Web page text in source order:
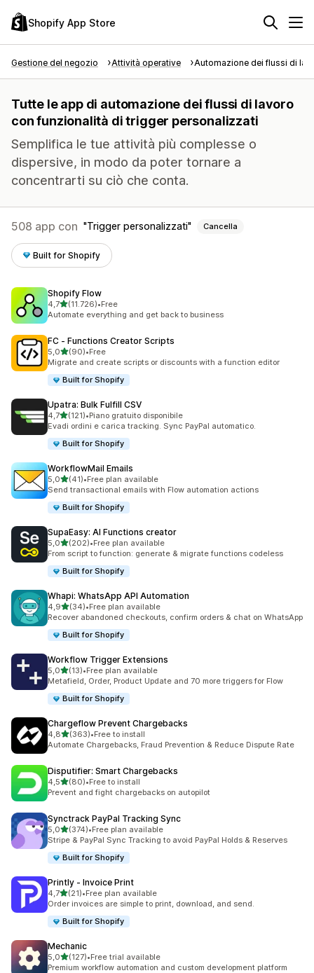
Shopify App Store
Gestione del negozio Attività operative Automazione dei flussi di
Tutte le app di automazione dei flussi di lavoro
con funzionalità di trigger personalizzati
Semplifica le tue attività più complesse o
dispersive, in modo da poter tornare a
concentrarti su ciò che conta.
508 app con Trigger personalizzati Cancella
Built for Shopify
Shopify Flow
4,7stelle su 5
(11.726)
11726 recensioni totali
•Free
Automate everything and get back to business
FC ‑ Functions Creator Scripts
5,0stelle su 5
(90)
90 recensioni totali
•Free
Migrate and create scripts or discounts with a function editor
Built for Shopify
Upatra: Bulk Fulfill CSV
4,7stelle su 5
(121)
121 recensioni totali
•Piano gratuito disponibile
Evadi ordini e carica tracking. Sync PayPal automatico.
Built for Shopify
WorkflowMail Emails
5,0stelle su 5
(41)
41 recensioni totali
•Free plan available
Send transactional emails with Flow automation actions
Built for Shopify
SupaEasy: AI Functions creator
5,0stelle su 5
(202)
202 recensioni totali
•Free plan available
From script to function: generate & migrate functions codeless
Built for Shopify
Whapi: WhatsApp API Automation
4,9stelle su 5
(34)
34 recensioni totali
•Free plan available
Recover abandoned checkouts, confirm orders & chat on WhatsApp
Built for Shopify
Workflow Trigger Extensions
5,0stelle su 5
(13)
13 recensioni totali
•Free plan available
Metafield, Order, Product Update and 70 more triggers for Flow
Built for Shopify
Chargeflow Prevent Chargebacks
4,8stelle su 5
(363)
363 recensioni totali
•Free to install
Automate Chargebacks, Fraud Prevention & Reduce Dispute Rate
Disputifier: Smart Chargebacks
4,5stelle su 5
(80)
80 recensioni totali
•Free to install
Prevent and fight chargebacks on autopilot
Synctrack PayPal Tracking Sync
5,0stelle su 5
(374)
374 recensioni totali
•Free plan available
Stripe & PayPal Sync Tracking to avoid PayPal Holds & Reserves
Built for Shopify
Printly ‑ Invoice Print
4,7stelle su 5
(21)
21 recensioni totali
•Free plan available
Order invoices are simple to print, download, and send.
Built for Shopify
Mechanic
5,0stelle su 5
(127)
127 recensioni totali
•Free trial available
Premium workflow automation and custom development platform